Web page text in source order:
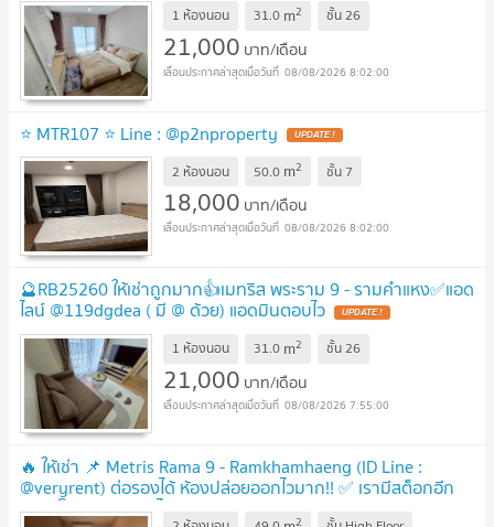
1 ห้องนอน 31.0 m2 ชั้น26
21,000 บาท/เดือน
08/08/2026 8:02:00
⭐ MTR107 ⭐ Line : @p2nproperty UPDATE !
2 ห้องนอน 50.0 m2 ชั้น 7
18,000 บาท/เดือน
08/08/2026 8:02:00
🔮RB25260 ให้เช่าถูกมาก👍เมทริส พระราม 9 - รามคำแหง✅แอด
ไลน์ @119dgdea ( มี @ ด้วย) แอดมินตอบไว UPDATE !
1 ห้องนอน 31.0 m2 ชั้น26
21,000 บาท/เดือน
08/08/2026 7:55:00
🔥 ให้เช่า 📌 Metris Rama 9 - Ramkhamhaeng (ID Line :
@veryrent) ต่อรองได้ ห้องปล่อยออกไวมาก!! ✅ เรามีสต็อกอีก
หลายโครงการ ตอบไวมาก มีข้อเสนอดีๆทุกดีล
2